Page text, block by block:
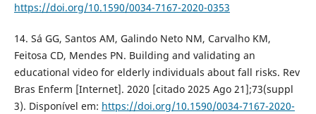
https://doi.org/10.1590/0034-7167-2020-0353
14. Sá GG, Santos AM, Galindo Neto NM, Carvalho KM,
Feitosa CD, Mendes PN. Building and validating an
educational video for elderly individuals about fall risks. Rev
Bras Enferm [Internet]. 2020 [citado 2025 Ago 21];73(suppl
3). Disponível em: https://doi.org/10.1590/0034-7167-2020-